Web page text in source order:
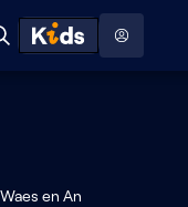
Naar help
ontdekken
en An